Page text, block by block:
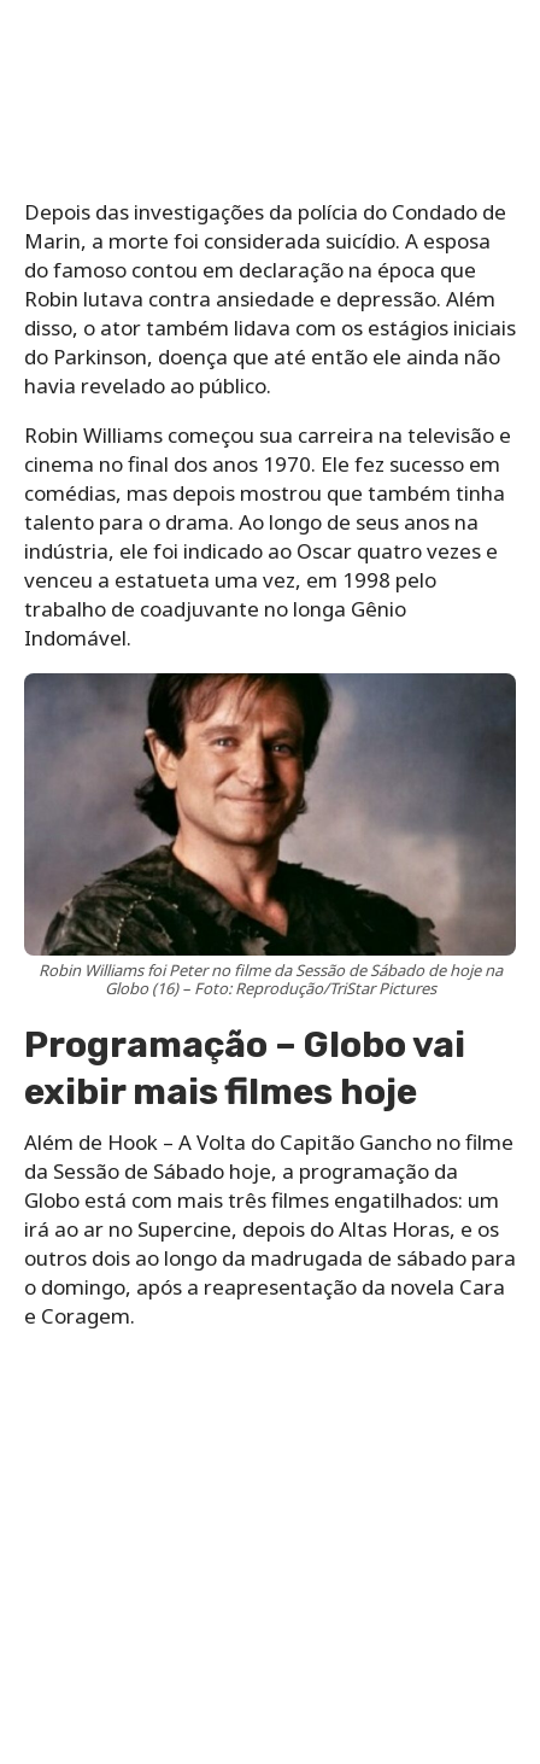
Depois das investigações da polícia do Condado de
Marin, a morte foi considerada suicídio. A esposa
do famoso contou em declaração na época que
Robin lutava contra ansiedade e depressão. Além
disso, o ator também lidava com os estágios iniciais
do Parkinson, doença que até então ele ainda não
havia revelado ao público.
Robin Williams começou sua carreira na televisão e
cinema no final dos anos 1970. Ele fez sucesso em
comédias, mas depois mostrou que também tinha
talento para o drama. Ao longo de seus anos na
indústria, ele foi indicado ao Oscar quatro vezes e
venceu a estatueta uma vez, em 1998 pelo
trabalho de coadjuvante no longa Gênio
Indomável.
Robin Williams foi Peter no filme da Sessão de Sábado de hoje na
Globo (16) – Foto: Reprodução/TriStar Pictures
Programação – Globo vai
exibir mais filmes hoje
Além de Hook – A Volta do Capitão Gancho no filme
da Sessão de Sábado hoje, a programação da
Globo está com mais três filmes engatilhados: um
irá ao ar no Supercine, depois do Altas Horas, e os
outros dois ao longo da madrugada de sábado para
o domingo, após a reapresentação da novela Cara
e Coragem.